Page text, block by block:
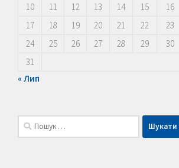
10
11 12 13 14 15
16
17
18 19 20 21 22
23
24
25 26 27 28 29
30
31
« Лип
Пошук: